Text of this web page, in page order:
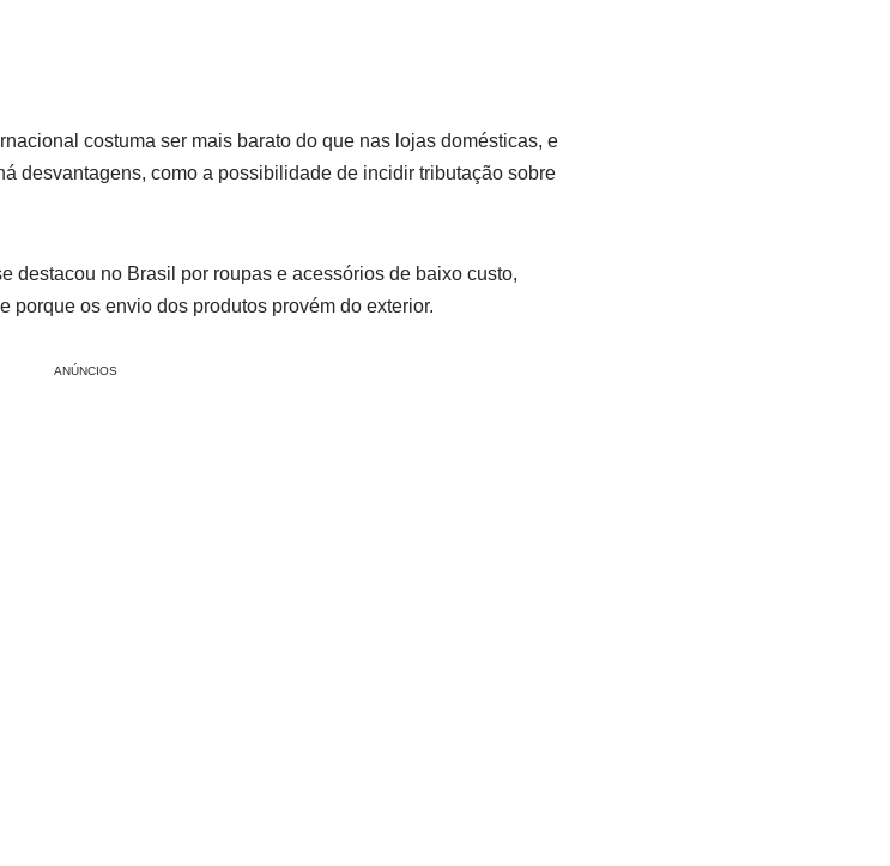
costuma ser mais barato do que nas lojas domésticas, e
desvantagens, como a possibilidade de incidir tributação sobre
destacou no Brasil por roupas e acessórios de baixo custo,
porque os envio dos produtos provém do exterior.
ANÚNCIOS